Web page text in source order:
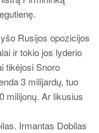
Rusijos opozicijos
ir tokio jos lyderio
tikėjosi Snoro
3 milijardų, tuo
milijonų. Ar likusius
Irmantas Dobilas